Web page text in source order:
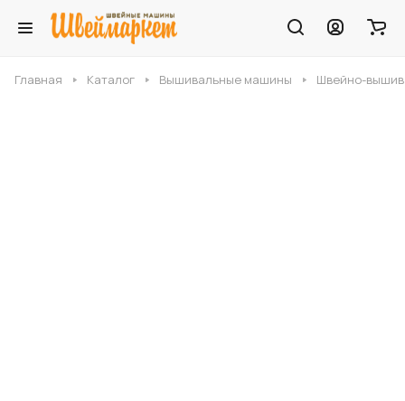
Главная Каталог Вышивальные машины Швейно-